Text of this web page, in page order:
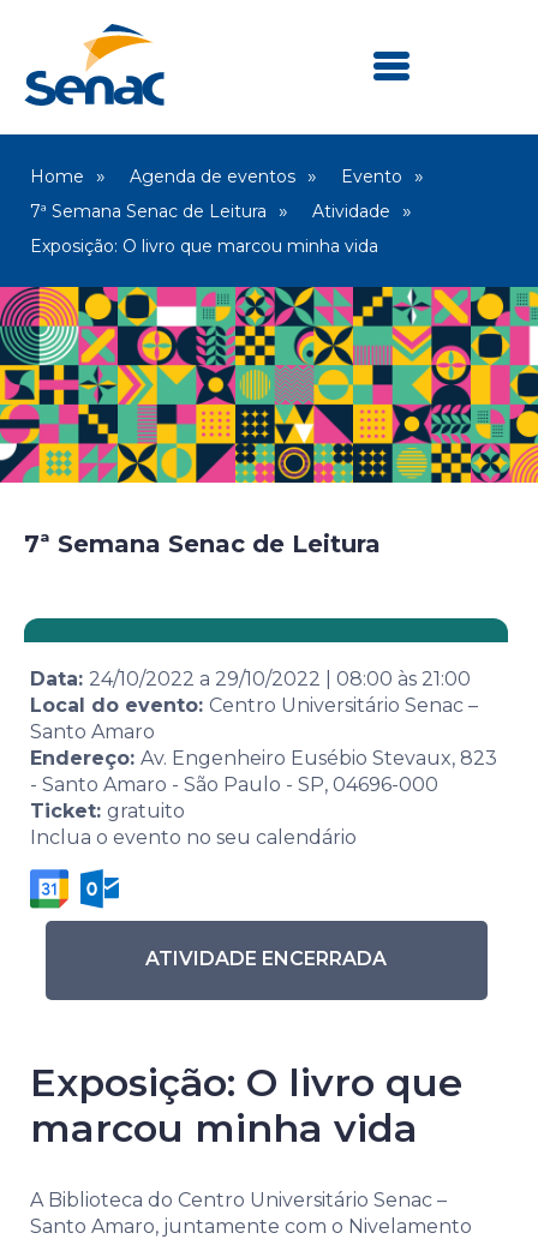
Home Agenda de eventos
Evento
7ª Semana Senac de Leitura
Atividade
Exposição: O livro que marcou minha vida
7ª Semana Senac de Leitura
Data: 24/10/2022 a 29/10/2022 08:00 às 21:00
Local do evento: Centro Universitário Senac –
Santo Amaro
Endereço: Av. Engenheiro Eusébio Stevaux, 823
- Santo Amaro - São Paulo - SP, 04696-000
Ticket: gratuito
Inclua o evento no seu calendário
ATIVIDADE ENCERRADA
Exposição: O livro que
marcou minha vida
A Biblioteca do Centro Universitário Senac –
Santo Amaro, juntamente com o Nivelamento